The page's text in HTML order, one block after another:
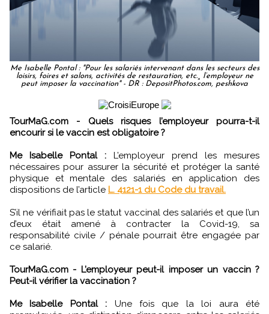
Me Isabelle Pontal : "Pour les salariés intervenant dans les secteurs des
loisirs, foires et salons, activités de restauration, etc.¸ l’employeur ne
peut imposer la vaccination" - DR : DepositPhotos.com, peshkova
TourMaG.com - Quels risques l’employeur pourra-t-il
encourir si le vaccin est obligatoire ?
Me Isabelle Pontal : L’employeur prend les mesures
nécessaires pour assurer la sécurité et protéger la santé
physique et mentale des salariés en application des
dispositions de l’article L. 4121-1 du Code du travail.
S’il ne vérifiait pas le statut vaccinal des salariés et que l’un
d’eux était amené à contracter la Covid-19, sa
responsabilité civile / pénale pourrait être engagée par
ce salarié.
TourMaG.com - L’employeur peut-il imposer un vaccin ?
Peut-il vérifier la vaccination ?
Me Isabelle Pontal : Une fois que la loi aura été